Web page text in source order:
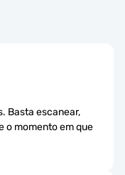
Basta escanear,
o momento em que